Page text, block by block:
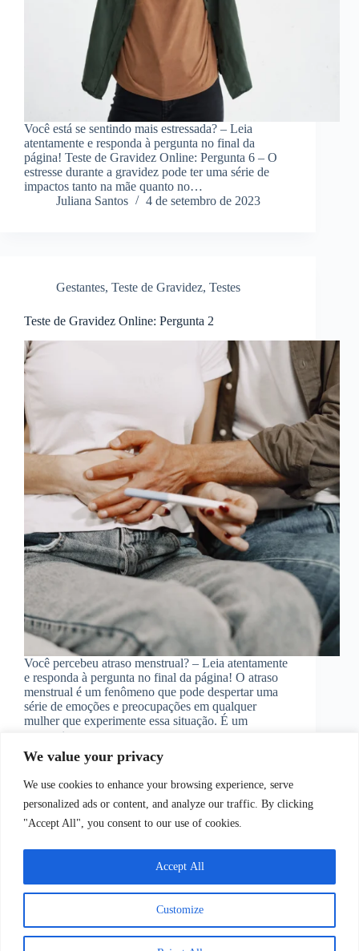
We value your privacy
We use cookies to enhance your browsing experience, serve
personalized ads or content, and analyze our traffic. By clicking
"Accept All", you consent to our use of cookies.
Customize
Accept All
Você está se sentindo mais estressada? – Leia
atentamente e responda à pergunta no final da
página! Teste de Gravidez Online: Pergunta 6 – O
estresse durante a gravidez pode ter uma série de
impactos tanto na mãe quanto no…
Juliana Santos
4 de setembro de 2023
Gestantes, Teste de Gravidez, Testes
Teste de Gravidez Online: Pergunta 2
Você percebeu atraso menstrual? – Leia atentamente
e responda à pergunta no final da página! O atraso
menstrual é um fenômeno que pode despertar uma
série de emoções e preocupações em qualquer
mulher que experimente essa situação. É um
momento…
Juliana Santos
Copyright © 2026 - WordPress Theme by